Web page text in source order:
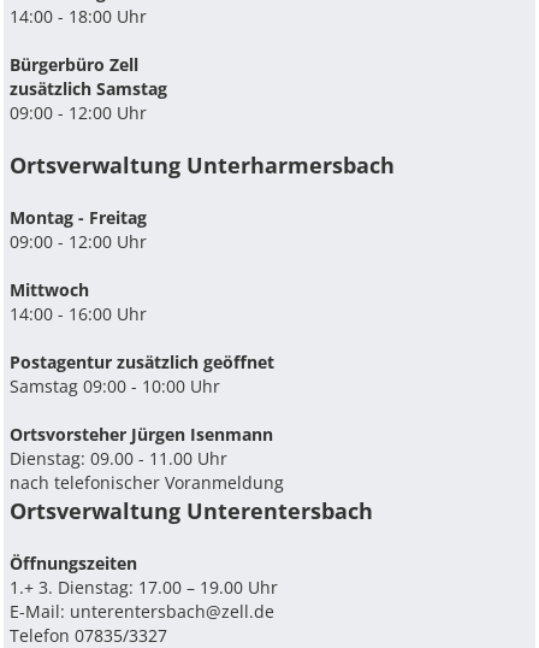
14:00 - 18:00 Uhr
Bürgerbüro Zell
zusätzlich Samstag
09:00 - 12:00 Uhr
Ortsverwaltung Unterharmersbach
Montag - Freitag
09:00 - 12:00 Uhr
Mittwoch
14:00 - 16:00 Uhr
Postagentur zusätzlich geöffnet
Samstag 09:00 - 10:00 Uhr
Ortsvorsteher Jürgen Isenmann
Dienstag: 09.00 - 11.00 Uhr
nach telefonischer Voranmeldung
Ortsverwaltung Unterentersbach
Ö­ffnungszeiten
1.+ 3. Dienstag: 17.00 – 19.00 Uhr
E-Mail: unterentersbach@zell.de
Telefon 07835/3327